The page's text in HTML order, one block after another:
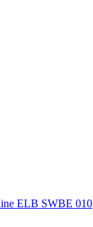
ELB SWBE 010